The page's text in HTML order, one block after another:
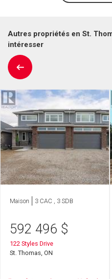
Autres propriétés en St.
intéresser
Maison 3 CAC , 3 SDB
592 496 $
122 Styles Drive
St. Thomas, ON